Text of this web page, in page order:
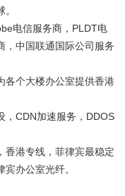
电信服务商，PLDT电
，中国联通国际公司服务
各个大楼办公室提供香港
，CDN加速服务，DDOS
香港专线，菲律宾最稳定
办公室光纤。